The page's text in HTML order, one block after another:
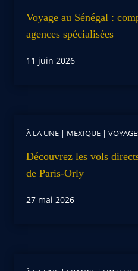
Voyage au Sénégal :
agences spécialisées
11 juin 2026
À LA UNE | MEXIQUE |
Découvrez les vols
de Paris-Orly
27 mai 2026